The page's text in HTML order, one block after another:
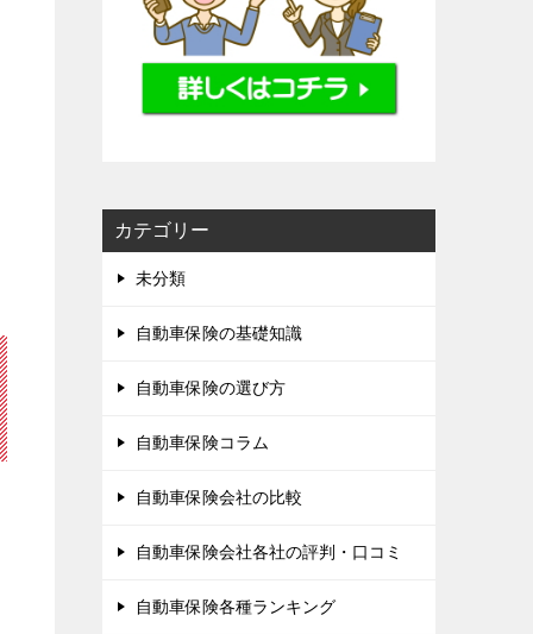
カテゴリー
未分類
自動車保険の基礎知識
自動車保険の選び方
自動車保険コラム
自動車保険会社の比較
自動車保険会社各社の評判・口コミ
自動車保険各種ランキング